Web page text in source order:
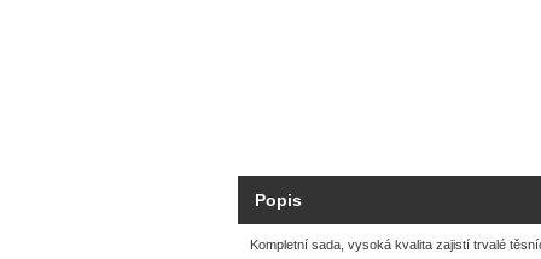
Popis
Kompletní sada, vysoká kvalita zajistí trvalé